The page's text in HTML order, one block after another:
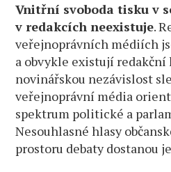
Vnitřní svoboda tisku v
v redakcích neexistuje.
veřejnoprávních médiích
a obvykle existují
novinářskou nezávislost
veřejnoprávní média
spektrum politické a
Nesouhlasné hlasy
prostoru debaty dostanou